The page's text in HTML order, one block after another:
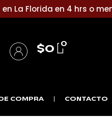
La Florida en 4 hrs o
$0 0
COMPRA CONTACTO